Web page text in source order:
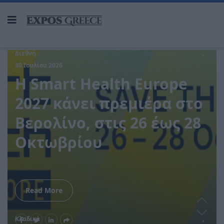
Read More
24 Ιουλίου 2026
Ολοκληρώθηκε η 5η
Γενική Συνέλευση του
Συνδέσμου Οργανωτών
& Κατασκευαστών
Εκθέσεων Ελλάδος
Read More